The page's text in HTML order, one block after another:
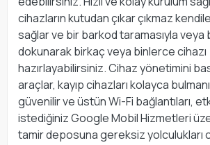
cihazların kutudan çıkar çıkmaz
sağlar ve bir barkod taramasıyla veya
dokunarak birkaç veya binlerce cihazı
hazırlayabilirsiniz. Cihaz yönetimini
araçlar, kayıp cihazları kolayca
güvenilir ve üstün Wi-Fi bağlantıları,
istediğiniz Google Mobil Hizmetleri
tamir deposuna gereksiz yolculukları